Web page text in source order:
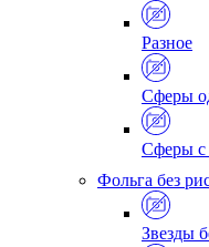
Разное
Сферы
Сферы с
Фольга без
Звезды